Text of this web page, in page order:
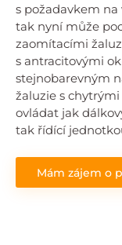
s požadavkem
tak nyní může
zaomítacími
s antracitovými
stejnobarevným
žaluzie s
ovládat jak
tak řídící
Mám zájem o